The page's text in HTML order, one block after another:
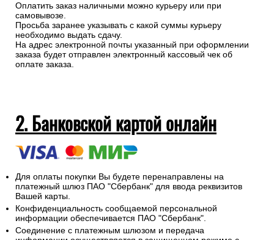
Оплатить заказ наличными можно курьеру или при
самовывозе.
Просьба заранее указывать с какой суммы курьеру
необходимо выдать сдачу.
На адрес электронной почты указанный при оформлении
заказа будет отправлен электронный кассовый чек об
оплате заказа.
2. Банковской картой онлайн
Для оплаты покупки Вы будете перенаправлены на
платежный шлюз ПАО "Сбербанк" для ввода реквизитов
Вашей карты.
Конфиденциальность сообщаемой персональной
информации обеспечивается ПАО "Сбербанк".
Соединение с платежным шлюзом и передача